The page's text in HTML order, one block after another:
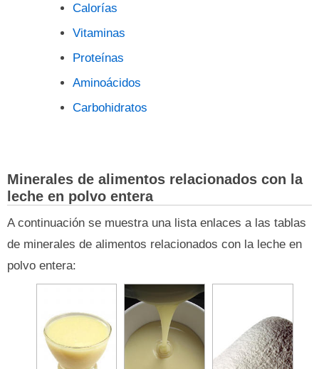
Calorías
Vitaminas
Proteínas
Aminoácidos
Carbohidratos
Minerales de alimentos relacionados con la
leche en polvo entera
A continuación se muestra una lista enlaces a las tablas
de minerales de alimentos relacionados con la leche en
polvo entera: